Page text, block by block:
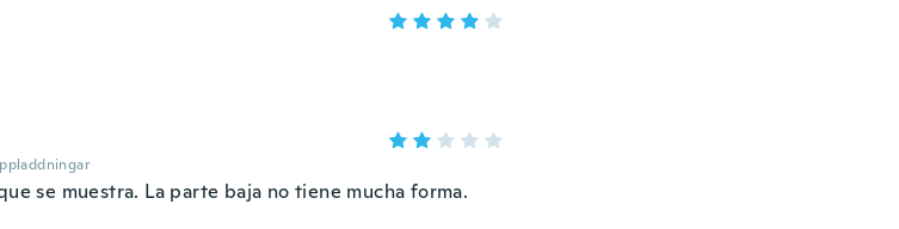
se muestra. La parte baja no tiene mucha forma.